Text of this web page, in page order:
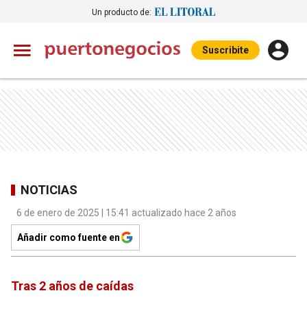
Un producto de:
Suscribite
NOTICIAS
6 de enero de 2025 | 15:41 actualizado hace 2 años
Añadir como fuente en
Tras 2 años de caídas